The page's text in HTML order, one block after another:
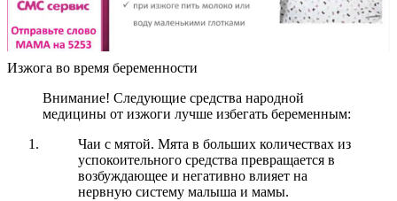
Изжога во время беременности
Внимание! Следующие средства народной
медицины от изжоги лучше избегать беременным:
Чаи с мятой. Мята в больших количествах из
успокоительного средства превращается в
возбуждающее и негативно влияет на
нервную систему малыша и мамы.